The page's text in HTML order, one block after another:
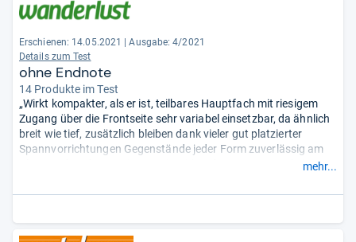
Erschienen: 14.05.2021 | Ausgabe: 4/2021
Details zum Test
ohne Endnote
14 Produkte im Test
„Wirkt kompakter, als er ist, teilbares Hauptfach mit riesigem
Zugang über die Frontseite sehr variabel einsetzbar, da ähnlich
breit wie tief, zusätzlich bleiben dank vieler gut platzierter
Spannvorrichtungen Gegenstände jeder Form zuverlässig am
Platz. So hat das wenig massiv wirkende Tragesystem keine
Wandersleuten!“
mehr...